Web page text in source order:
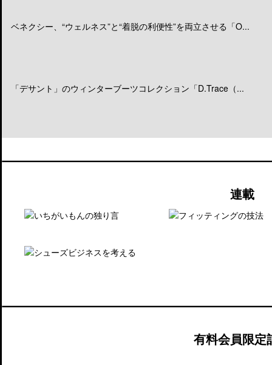
ベネクシー、“ウェルネス”と“着脱の利便性”を両立させる「O...
「デサント」のウィンターブーツコレクション「D.Trace（...
連載
有料会員限定